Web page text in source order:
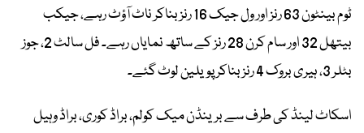
ٹوم بینٹون 63 رنز اور ول جیک 16 رنز بناکر ناٹ آؤٹ رہے، جیکب
بیتھل 32 اور سام کرن 28 رنز کے ساتھ نمایاں رہے۔ فل سالٹ 2، جوز
بٹلر 3، ہیری بروک 4 رنز بناکر پویلین لوٹ گئے۔
اسکاٹ لینڈ کی طرف سے برینڈن میک کولم، براڈ کوری، براڈ وہیل